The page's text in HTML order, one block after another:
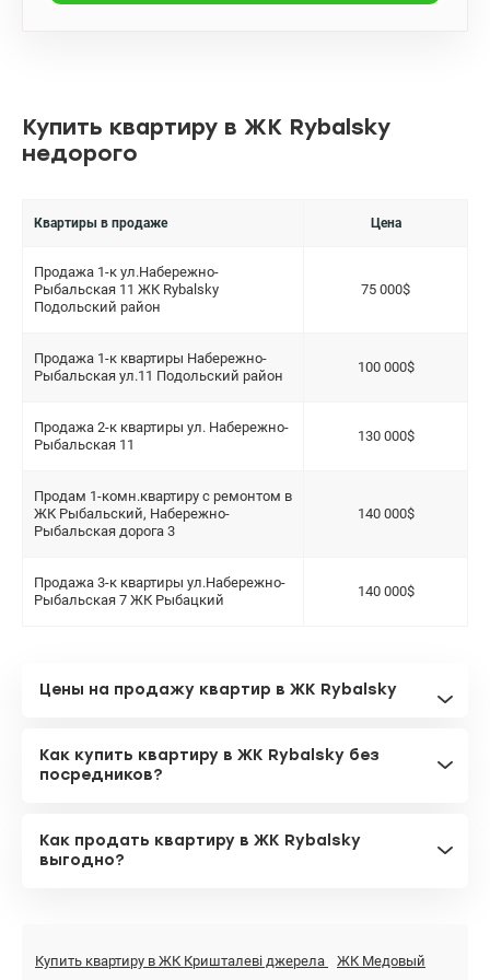
Купить квартиру в ЖК Rybalsky
недорого
Квартиры в продаже Цена
Продажа 1-к ул.Набережно-
Рыбальская 11 ЖК Rybalsky
Подольский район
75 000$
Продажа 1-к квартиры Набережно-
Рыбальская ул.11 Подольский район
100 000$
Продажа 2-к квартиры ул. Набережно-
Рыбальская 11
130 000$
Продам 1-комн.квартиру с ремонтом в
ЖК Рыбальский, Набережно-
Рыбальская дорога 3
140 000$
Продажа 3-к квартиры ул.Набережно-
Рыбальская 7 ЖК Рыбацкий
140 000$
Цены на продажу квартир в ЖК Rybalsky
Как купить квартиру в ЖК Rybalsky без
посредников?
Как продать квартиру в ЖК Rybalsky
выгодно?
Купить квартиру в ЖК Кришталеві джерела
ЖК Медовый